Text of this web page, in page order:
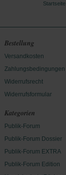
Startseite
Bestellung
Versandkosten
Zahlungsbedingungen
Widerrufsrecht
Widerrufsformular
Kategorien
Publik-Forum
Publik-Forum Dossier
Publik-Forum EXTRA
Publik-Forum Edition